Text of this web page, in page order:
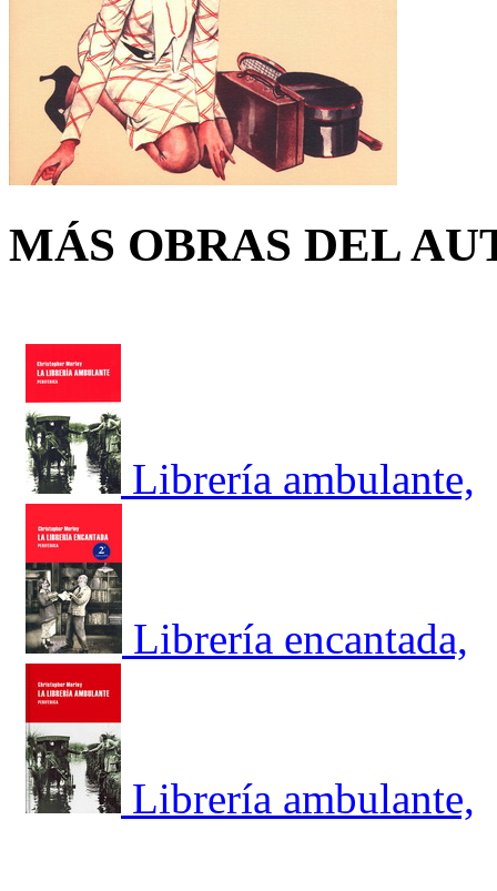
MÁS OBRAS DEL
Librería ambulante,
Librería encantada,
Librería ambulante,